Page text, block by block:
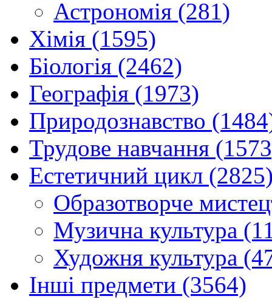
Астрономія (281)
Хімія (1595)
Біологія (2462)
Географія (1973)
Природознавство
Трудове навчання
Естетичний цикл
Образотворче
Музична культура
Художня культура
Інші предмети (3564)